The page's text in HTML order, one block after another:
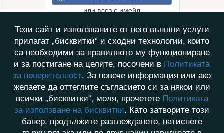
или влез с имейл
Запомни ме на този компютър
Вход
Този сайт и използваните от него външни услуги
прилагат „бисквитки“ и сходни технологии, които
са необходими за правилното му функциониране
и за постигане на целите, посочени в Политиката
за поверителност. За повече информация или ако
желаете да оттеглите съгласието си за някои или
всички „бисквитки“, моля, прочетете Политиката
за използване на бисквитки. Като затворите този
банер, продължите разглеждането, натиснете